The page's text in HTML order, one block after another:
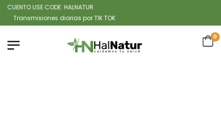
USE CODE: HALNATUR
diarias por TIK TOK
0